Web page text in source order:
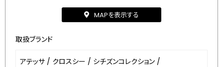
MAPを表示する
取扱ブランド
アテッサ / クロスシー / シチズンコレクション /